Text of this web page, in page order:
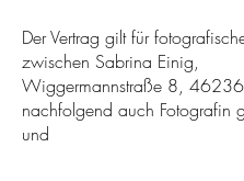
Der Vertrag gilt für
zwischen Sabrina Einig,
Wiggermannstraße 8, 46236
nachfolgend auch Fotografin
und